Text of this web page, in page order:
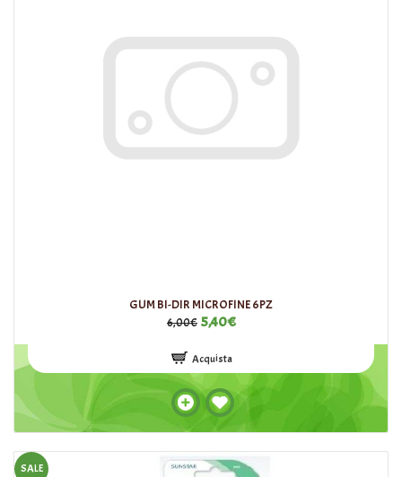
GUM BI-DIR MICROFINE 6PZ
6,00€ 5,40€
Acquista
SALE